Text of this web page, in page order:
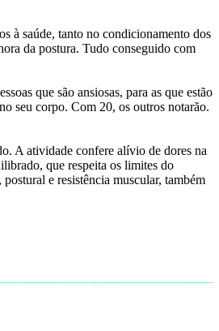
à saúde, tanto no condicionamento dos
da postura. Tudo conseguido com
que são ansiosas, para as que estão
seu corpo. Com 20, os outros notarão.
A atividade confere alívio de dores na
que respeita os limites do
e resistência muscular, também